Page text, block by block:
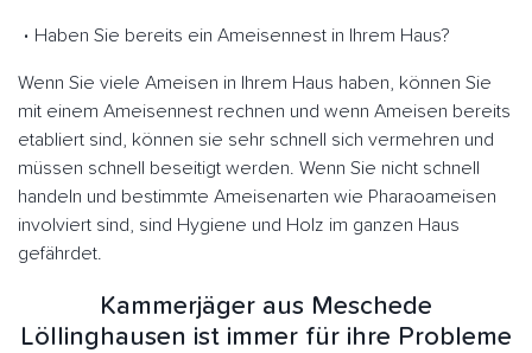
Haben Sie bereits ein Ameisennest in Ihrem Haus?
Wenn Sie viele Ameisen in Ihrem Haus haben, können Sie
mit einem Ameisennest rechnen und wenn Ameisen bereits
etabliert sind, können sie sehr schnell sich vermehren und
müssen schnell beseitigt werden. Wenn Sie nicht schnell
handeln und bestimmte Ameisenarten wie Pharaoameisen
involviert sind, sind Hygiene und Holz im ganzen Haus
gefährdet.
Kammerjäger aus Meschede
Löllinghausen ist immer für ihre Probleme